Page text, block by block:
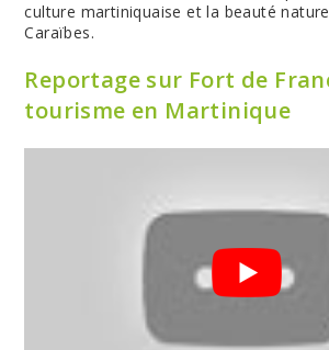
culture martiniquaise et la beauté
Caraïbes.
Reportage sur Fort de
tourisme en Martinique